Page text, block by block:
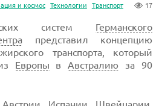
и космос Технологии Транспорт 17
систем Германского
представил концепцию
транспорта, который
Европы вАвстралию за 90